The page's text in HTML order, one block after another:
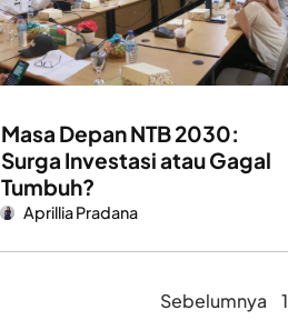
Masa Depan NTB 2030:
Surga Investasi atau Gagal
Tumbuh?
Aprillia Pradana
Sebelumnya 1